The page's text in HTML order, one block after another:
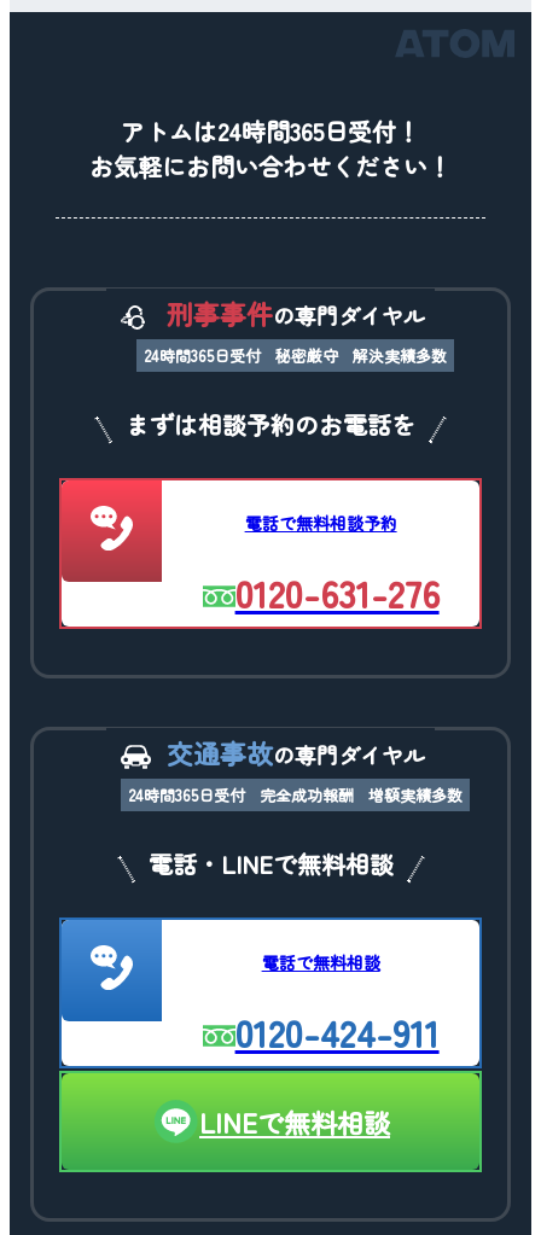
アトムは24時間365日受付！
お気軽にお問い合わせください！
刑事事件の専門ダイヤル
24時間365日受付 秘密厳守 解決実績多数
まずは相談予約のお電話を
電話で無料相談予約
0120-631-276
交通事故の専門ダイヤル
24時間365日受付 完全成功報酬 増額実績多数
電話・LINEで無料相談
電話で無料相談
0120-424-911
LINEで無料相談